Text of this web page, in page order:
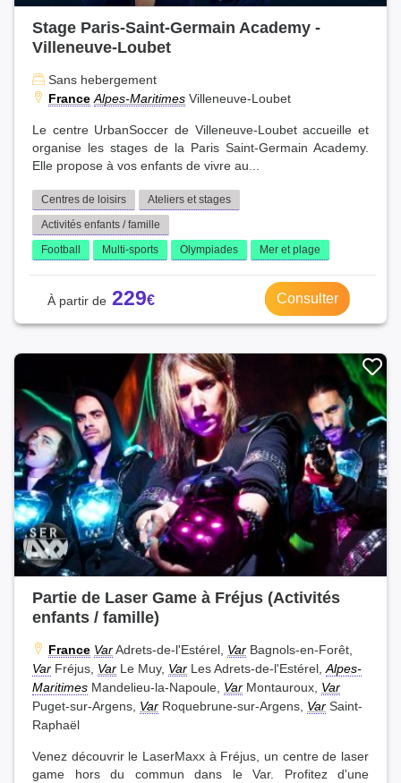
Stage Paris-Saint-Germain Academy -
Villeneuve-Loubet
Sans hebergement
France Alpes-Maritimes Villeneuve-Loubet
Le centre UrbanSoccer de Villeneuve-Loubet accueille et
organise les stages de la Paris Saint-Germain Academy.
Elle propose à vos enfants de vivre au...
Centres de loisirs
Ateliers et stages
Activités enfants / famille
Football
Multi-sports Olympiades Mer et plage
229 Consulter
Partie de Laser Game à Fréjus (Activités
enfants / famille)
France VarAdrets-de-l'Estérel, Var Bagnols-en-Forêt,
Var Fréjus, Var Le Muy, Var Les Adrets-de-l'Estérel, Alpes-
Maritimes Mandelieu-la-Napoule, Var Montauroux, Var
Puget-sur-Argens, Var Roquebrune-sur-Argens, Var Saint-
Raphaël
Venez découvrir le LaserMaxx à Fréjus, un centre de laser
game hors du commun dans le Var. Profitez d'une